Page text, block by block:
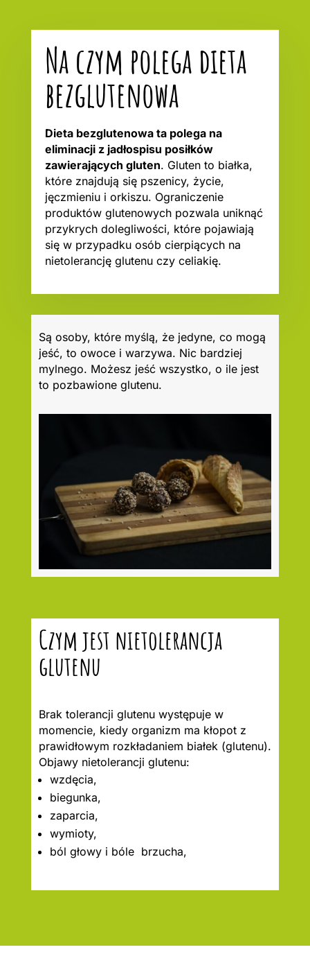
Na czym polega dieta
bezglutenowa
Dieta bezglutenowa ta polega na
eliminacji z jadłospisu posiłków
zawierających gluten. Gluten to białka,
które znajdują się pszenicy, życie,
jęczmieniu i orkiszu. Ograniczenie
produktów glutenowych pozwala uniknąć
przykrych dolegliwości, które pojawiają
się w przypadku osób cierpiących na
nietolerancję glutenu czy celiakię.
Są osoby, które myślą, że jedyne, co mogą
jeść, to owoce i warzywa. Nic bardziej
mylnego. Możesz jeść wszystko, o ile jest
to pozbawione glutenu.
Czym jest nietolerancja
glutenu
Brak tolerancji glutenu występuje w
momencie, kiedy organizm ma kłopot z
prawidłowym rozkładaniem białek (glutenu).
Objawy nietolerancji glutenu:
wzdęcia,
biegunka,
zaparcia,
wymioty,
ból głowy i bóle brzucha,